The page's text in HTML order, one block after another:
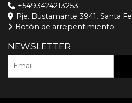
+5493424213253
Pje. Bustamante 3941, Santa Fe
Botón de arrepentimiento
NEWSLETTER